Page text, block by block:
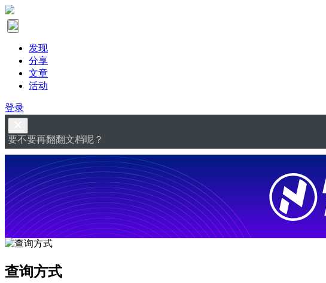
发现
分享
文章
活动
登录
要不要再翻翻文档呢？
查询方式